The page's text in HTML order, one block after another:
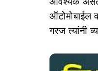
ऑटोमोबाईल
गरज त्यांनी